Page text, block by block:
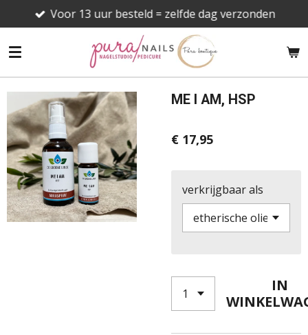
direct
naar
hoofdinhoud
Voor 13 uur besteld = zelfde dag verzonden
ME I AM, HSP
€ 17,95
verkrijgbaar als
IN